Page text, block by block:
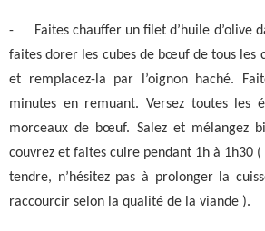
-
Faites chauffer un filet d’huile d’olive
faites dorer les cubes de bœuf de tous les
et remplacez-la par l’oignon haché.
minutes en remuant. Versez toutes les
morceaux de bœuf. Salez et mélangez
couvrez et faites cuire pendant 1h à 1h30
tendre, n’hésitez pas à prolonger la
raccourcir selon la qualité de la viande ).